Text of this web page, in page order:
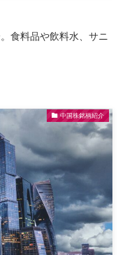
食料品や飲料水、サニ
中国株銘柄紹介